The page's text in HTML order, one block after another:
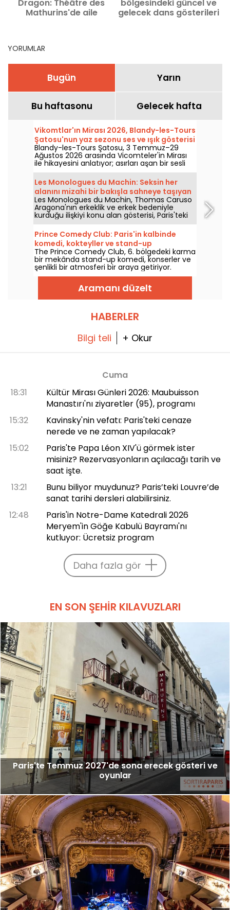
Dragon: Théâtre des
Mathurins'de aile
bölgesindeki güncel ve
gelecek dans gösterileri
YORUMLAR
Bugün Yarın
Bu haftasonu Gelecek hafta
Vikomtlar'ın Mirası 2026, Blandy-les-Tours
Şatosu'nun yaz sezonu ses ve ışık gösterisi
Blandy-les-Tours Şatosu, 3 Temmuz–29
Ağustos 2026 arasında Vicomteler'in Mirası
ile hikayesini anlatıyor; asırları aşan bir sesli
ve ışık gösterisiyle bu ortaçağ kalesini
keşfetmeye davet ediyor. Biz de keşfe çıktık;
işte size nelerin sizi beklediğine dair bir kesit.
Les Monologues du Machin: Seksin her
alanını mizahi bir bakışla sahneye taşıyan
Comédie Bastille gösterisi - bizim
görüşümüz
Les Monologues du Machin, Thomas Caruso
Aragona'nın erkeklik ve erkek bedeniyle
kurduğu ilişkiyi konu alan gösterisi, Paris'teki
Comédie Bastille'de 2 Ocak 2027'ye kadar
sahneleniyor.
Prince Comedy Club: Paris'in kalbinde
komedi, kokteyller ve stand-up
The Prince Comedy Club, 6. bölgedeki karma
bir mekânda stand-up komedi, konserler ve
şenlikli bir atmosferi bir araya getiriyor.
Kahkaha ve iyi mizah dolu akşamlar için
Aramanı düzelt
HABERLER
Bilgi teli + Okur
Cuma
18:31
Kültür Mirası Günleri 2026: Maubuisson
Manastırı'nı ziyaretler (95), programı
15:32
Kavinsky'nin vefatı: Paris'teki cenaze
nerede ve ne zaman yapılacak?
15:02
Paris'te Papa Léon XIV'ü görmek ister
misiniz? Rezervasyonların açılacağı tarih ve
saat işte.
13:21
Bunu biliyor muydunuz? Paris’teki Louvre’de
sanat tarihi dersleri alabilirsiniz.
12:48
Paris'in Notre-Dame Katedrali 2026
Meryem'in Göğe Kabulü Bayramı'nı
kutluyor: Ücretsiz program
Daha fazla gör
EN SON ŞEHIR KILAVUZLARI
Paris'te Temmuz 2027'de sona erecek gösteri ve
oyunlar